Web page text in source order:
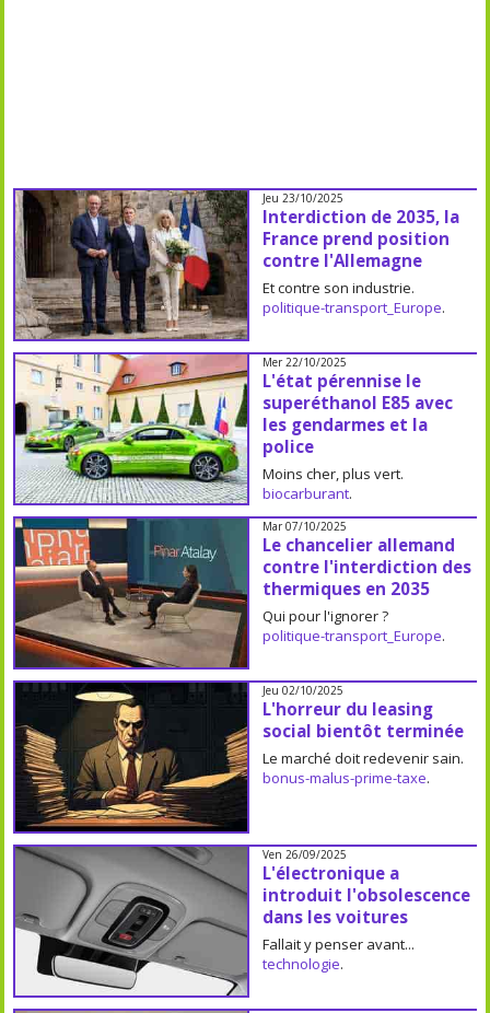
Jeu 23/10/2025
Interdiction de 2035, la
France prend position
contre l'Allemagne
Et contre son industrie.
politique-transport_Europe.
Mer 22/10/2025
L'état pérennise le
superéthanol E85 avec
les gendarmes et la
police
Moins cher, plus vert.
biocarburant.
Mar 07/10/2025
Le chancelier allemand
contre l'interdiction des
thermiques en 2035
Qui pour l'ignorer ?
politique-transport_Europe.
Jeu 02/10/2025
L'horreur du leasing
social bientôt terminée
Le marché doit redevenir sain.
bonus-malus-prime-taxe.
Ven 26/09/2025
L'électronique a
introduit l'obsolescence
dans les voitures
Fallait y penser avant...
technologie.